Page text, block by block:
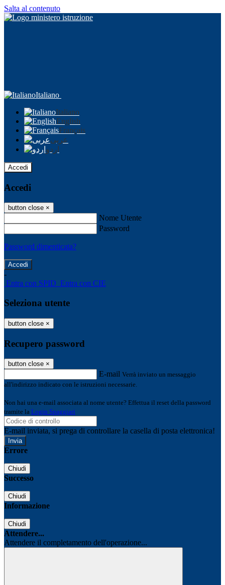
Salta al contenuto
Italiano
Italiano
English
Français
عربى
اردو
Accedi
Accedi
button close ×
Nome Utente
Password
Password dimenticata?
-
Entra con SPID Entra con CIE
Seleziona utente
button close ×
Recupero password
button close ×
E-mail Verrà inviato un messaggio
all'indirizzo indicato con le istruzioni necessarie.
Non hai una e-mail associata al nome utente? Effettua il reset della password
tramite la Login Spaggiari
E-mail inviata, si prega di controllare la casella di posta elettronica!
Errore
Chiudi
Successo
Chiudi
Informazione
Chiudi
Attendere...
Attendere il completamento dell'operazione...